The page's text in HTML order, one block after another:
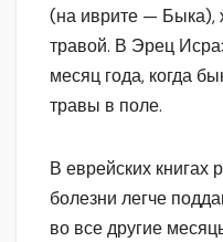
(на иврите — Быка),
травой. В Эрец
месяц года, когда
травы в поле.
В еврейских книгах
болезни легче
во все другие